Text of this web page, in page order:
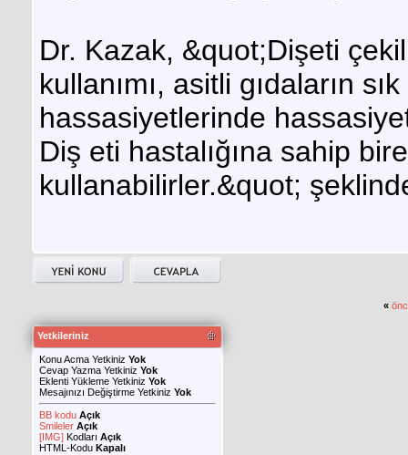
Dr. Kazak, &quot;Dişeti
kullanımı, asitli gıdaların
hassasiyetlerinde
Diş eti hastalığına sahip
kullanabilirler.&quot;
«
Yetkileriniz
Konu Acma Yetkiniz Yok
Cevap Yazma Yetkiniz Yok
Eklenti Yükleme Yetkiniz Yok
Mesajınızı Değiştirme Yetkiniz Yok
BB kodu Açık
Smileler Açık
[IMG] Kodları Açık
HTML-Kodu Kapalı